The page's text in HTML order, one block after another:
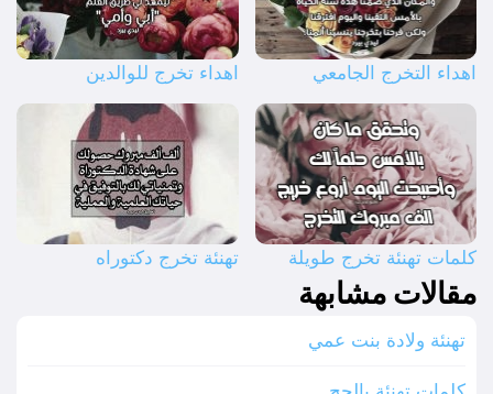
اهداء التخرج الجامعي اهداء تخرج للوالدين
كلمات تهنئة تخرج طويلة تهنئة تخرج دكتوراه
مقالات مشابهة
تهنئة ولادة بنت عمي